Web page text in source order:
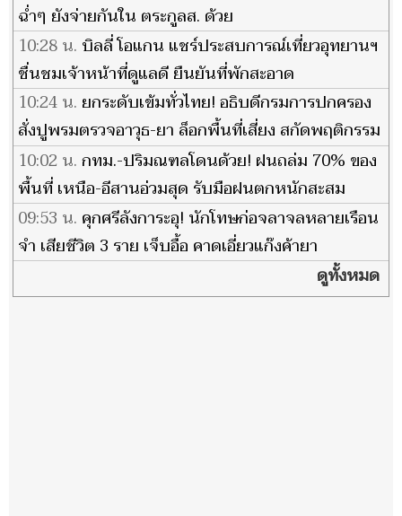
ฉ่ำๆ ยังจ่ายกันใน ตระกูลส. ด้วย
10:28 น. บิลลี่ โอแกน แชร์ประสบการณ์เที่ยวอุทยานฯ
ชื่นชมเจ้าหน้าที่ดูแลดี ยืนยันที่พักสะอาด
10:24 น. ยกระดับเข้มทั่วไทย! อธิบดีกรมการปกครอง
สั่งปูพรมตรวจอาวุธ-ยา ล็อกพื้นที่เสี่ยง สกัดพฤติกรรม
เลียนแบบ
10:02 น.กทม.-ปริมณฑลโดนด้วย! ฝนถล่ม 70% ของ
พื้นที่ เหนือ-อีสานอ่วมสุด รับมือฝนตกหนักสะสม
09:53 น. คุกศรีลังการะอุ! นักโทษก่อจลาจลหลายเรือน
จำ เสียชีวิต 3 ราย เจ็บอื้อ คาดเอี่ยวแก๊งค้ายา
ดูทั้งหมด